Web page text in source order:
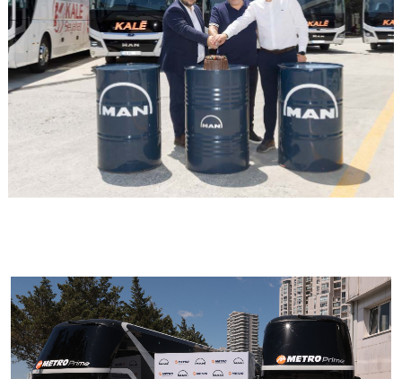
GÖRSELI GÖR